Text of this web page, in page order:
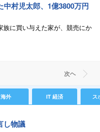
村児太郎、1億3800万円
族に買い与えた家が、競売にか
次ヘ
海外 IT 経済 ス
し物議